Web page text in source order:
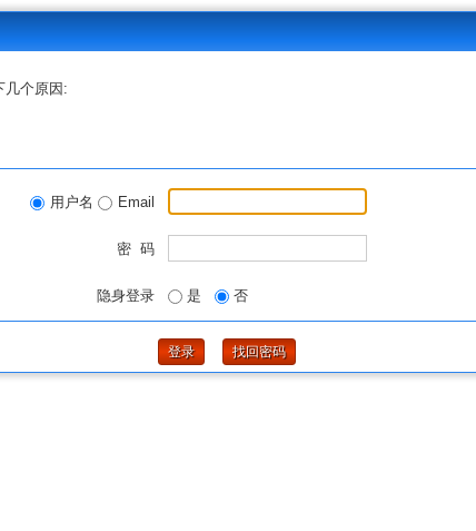
几个原因:
用户名 Email
密 码
隐身登录 是 否